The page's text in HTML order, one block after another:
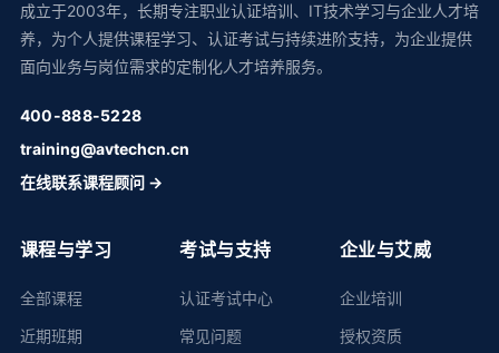
成立于2003年，长期专注职业认证培训、IT技术学习与企业人才培
养，为个人提供课程学习、认证考试与持续进阶支持，为企业提供
面向业务与岗位需求的定制化人才培养服务。
400-888-5228
training@avtechcn.cn
在线联系课程顾问 →
课程与学习
全部课程
近期班期
考试与支持
认证考试中心
常见问题
企业与艾威
企业培训
授权资质